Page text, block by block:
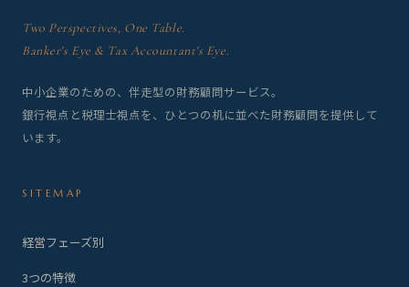
Two Perspectives, One Table.
Banker's Eye & Tax Accountant's Eye.
中小企業のための、伴走型の財務顧問サービス。
銀行視点と税理士視点を、ひとつの机に並べた財務顧問を提供して
います。
SITEMAP
経営フェーズ別
3つの特徴